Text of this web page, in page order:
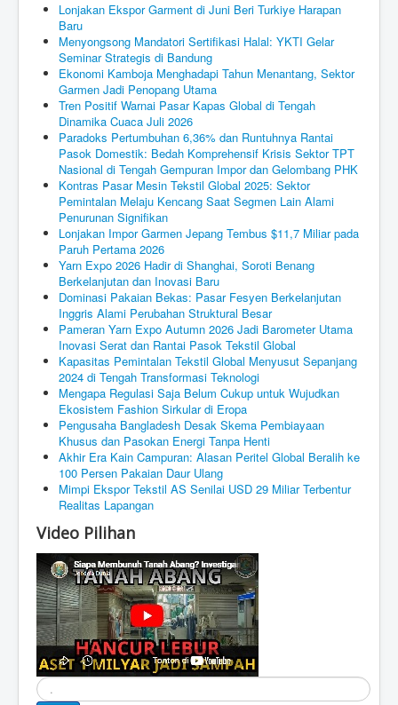
Lonjakan Ekspor Garment di Juni Beri Turkiye Harapan
Baru
Menyongsong Mandatori Sertifikasi Halal: YKTI Gelar
Seminar Strategis di Bandung
Ekonomi Kamboja Menghadapi Tahun Menantang, Sektor
Garmen Jadi Penopang Utama
Tren Positif Warnai Pasar Kapas Global di Tengah
Dinamika Cuaca Juli 2026
Paradoks Pertumbuhan 6,36% dan Runtuhnya Rantai
Pasok Domestik: Bedah Komprehensif Krisis Sektor TPT
Nasional di Tengah Gempuran Impor dan Gelombang PHK
Kontras Pasar Mesin Tekstil Global 2025: Sektor
Pemintalan Melaju Kencang Saat Segmen Lain Alami
Penurunan Signifikan
Lonjakan Impor Garmen Jepang Tembus $11,7 Miliar pada
Paruh Pertama 2026
Yarn Expo 2026 Hadir di Shanghai, Soroti Benang
Berkelanjutan dan Inovasi Baru
Dominasi Pakaian Bekas: Pasar Fesyen Berkelanjutan
Inggris Alami Perubahan Struktural Besar
Pameran Yarn Expo Autumn 2026 Jadi Barometer Utama
Inovasi Serat dan Rantai Pasok Tekstil Global
Kapasitas Pemintalan Tekstil Global Menyusut Sepanjang
2024 di Tengah Transformasi Teknologi
Mengapa Regulasi Saja Belum Cukup untuk Wujudkan
Ekosistem Fashion Sirkular di Eropa
Pengusaha Bangladesh Desak Skema Pembiayaan
Khusus dan Pasokan Energi Tanpa Henti
Akhir Era Kain Campuran: Alasan Peritel Global Beralih ke
100 Persen Pakaian Daur Ulang
Mimpi Ekspor Tekstil AS Senilai USD 29 Miliar Terbentur
Realitas Lapangan
Video Pilihan
Cari